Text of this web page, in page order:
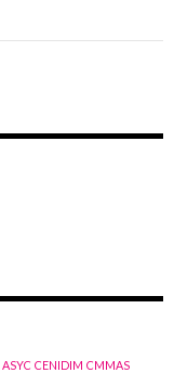
ASYC CENIDIM CMMAS